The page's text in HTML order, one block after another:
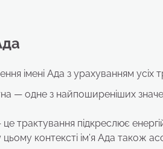
імені Ада з урахуванням
— одне з найпоширеніших
трактування підкреслює
контексті ім’я Ада також